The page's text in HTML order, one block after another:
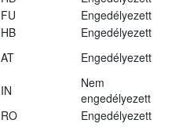
FU
Engedélyezett
HB
Engedélyezett
AT Engedélyezett
IN
Nem
engedélyezett
RO
Engedélyezett